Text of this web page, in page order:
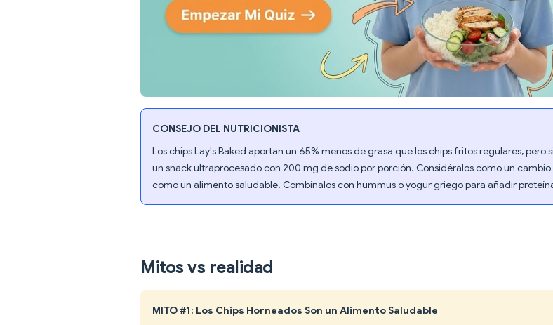
CONSEJO DEL NUTRICIONISTA
Los chips Lay's Baked aportan un 65% menos de grasa que los chips fritos regulares, pero
un snack ultraprocesado con 200 mg de sodio por porción. Considéralos como un cambio
como un alimento saludable. Combínalos con hummus o yogur griego para añadir
Mitos vs realidad
MITO #1: Los Chips Horneados Son un Alimento Saludable